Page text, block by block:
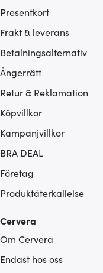
Presentkort
Frakt & leverans
Betalningsalternativ
Ångerrätt
Retur & Reklamation
Köpvillkor
Kampanjvillkor
BRA DEAL
Företag
Produktåterkallelse
Cervera
Om Cervera
Endast hos oss